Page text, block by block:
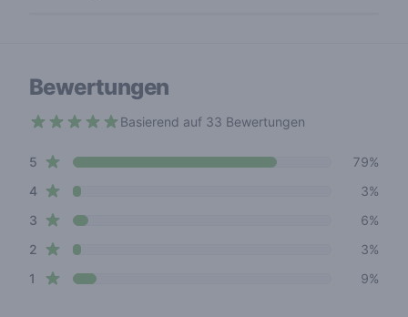
Bewertungen
Basierend auf 33 Bewertungen
Review data
5 star reviews
79%
4star reviews
3%
3 star reviews
6%
2 star reviews
3%
1 star reviews 9%